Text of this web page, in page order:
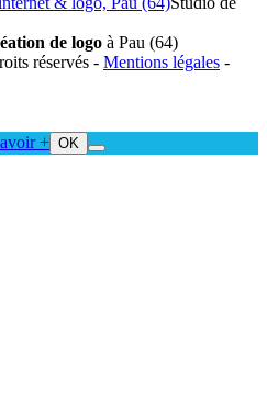
de logo à Pau (64)
réservés - Mentions légales -
+ OK